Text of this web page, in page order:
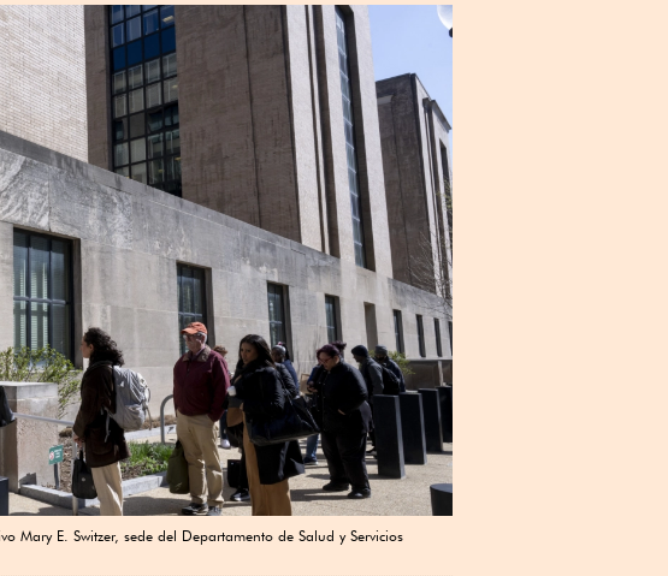
Mary E. Switzer, sede del Departamento de Salud y Servicios